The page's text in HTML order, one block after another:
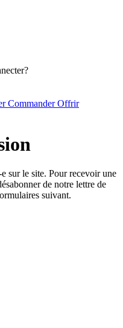
CommanderOffrir
sur le site. Pour recevoir une
de notre lettre de
suivant.